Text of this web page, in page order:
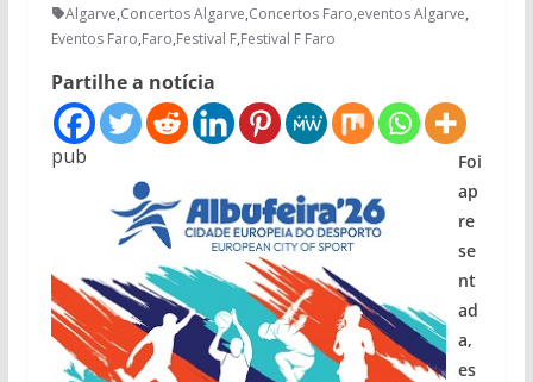
Algarve,Concertos Algarve,Concertos Faro,eventos Algarve,
Eventos Faro,Faro,Festival F,Festival F Faro
Partilhe a notícia
pub
Foi
ap
re
se
nt
ad
a,
es